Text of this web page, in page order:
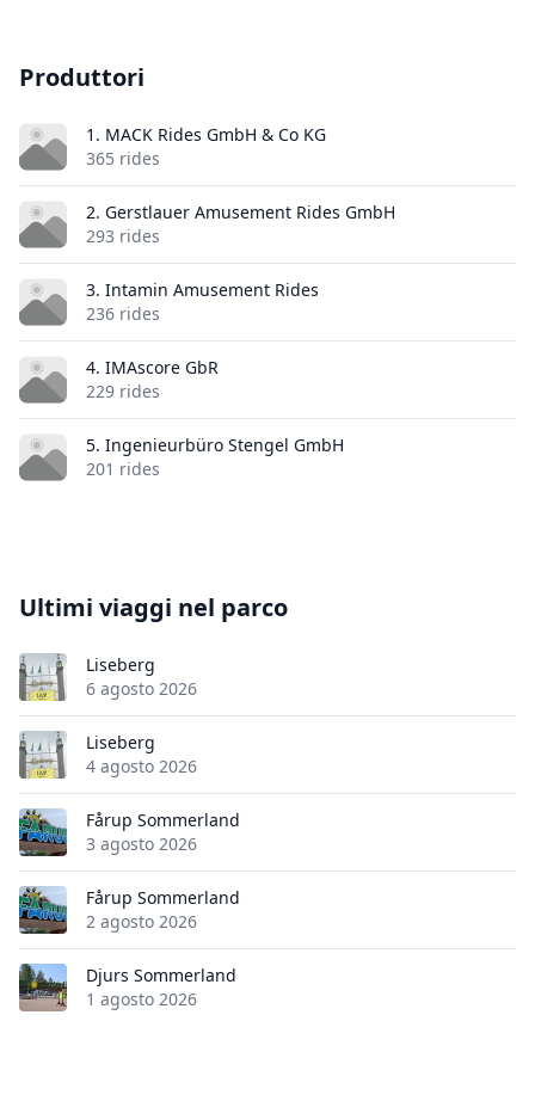
Produttori
1. MACK Rides GmbH & Co KG
365 rides
2. Gerstlauer Amusement Rides GmbH
293 rides
3. Intamin Amusement Rides
236 rides
4. IMAscore GbR
229 rides
5. Ingenieurbüro Stengel GmbH
201 rides
Ultimi viaggi nel parco
Liseberg
6 agosto 2026
Liseberg
4 agosto 2026
Fårup Sommerland
3 agosto 2026
Fårup Sommerland
2 agosto 2026
Djurs Sommerland
1 agosto 2026